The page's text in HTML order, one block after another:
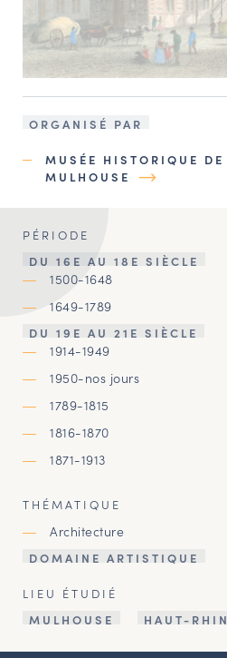
ORGANISÉ PAR
MUSÉE HISTORIQUE DE
MULHOUSE
PÉRIODE
DU 16E AU 18E SIÈCLE
1500-1648
1649-1789
DU 19E AU 21E SIÈCLE
1914-1949
1950-nos jours
1789-1815
1816-1870
1871-1913
THÉMATIQUE
Architecture
DOMAINE ARTISTIQUE
LIEU ÉTUDIÉ
MULHOUSE
HAUT-RHIN